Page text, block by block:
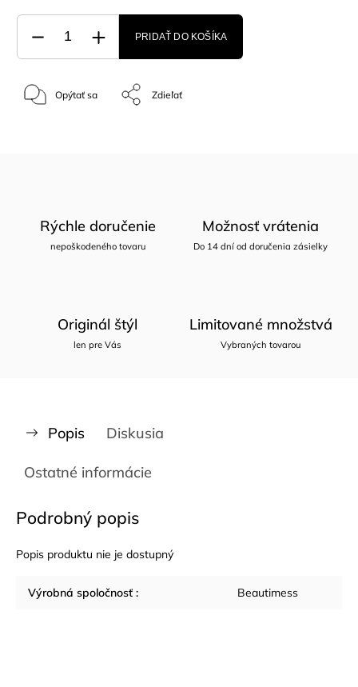
PRIDAŤ DO KOŠÍKA
Opýtať sa Zdieľať
Rýchle doručenie
nepoškodeného tovaru
Možnosť vrátenia
Do 14 dní od doručenia zásielky
Originál štýl
len pre Vás
Limitované množstvá
Vybraných tovarou
Popis Diskusia
Ostatné informácie
Podrobný popis
Popis produktu nie je dostupný
Výrobná spoločnosť : Beautimess